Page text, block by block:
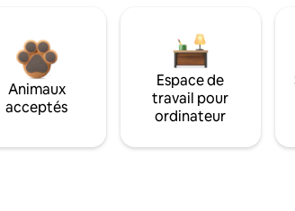
Animaux
acceptés
Espace de
travail pour
ordinateur